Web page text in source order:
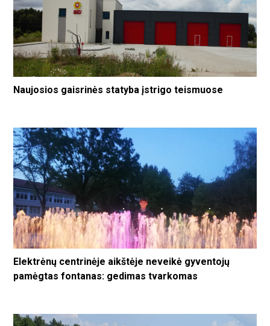
Naujosios gaisrinės statyba įstrigo teismuose
Elektrėnų centrinėje aikštėje neveikė gyventojų
pamėgtas fontanas: gedimas tvarkomas